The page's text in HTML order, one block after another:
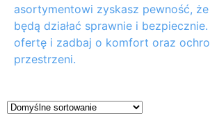
asortymentowi zyskasz pewność,
będą działać sprawnie i
ofertę i zadbaj o komfort oraz
przestrzeni.